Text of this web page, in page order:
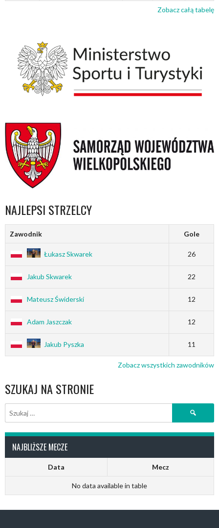
Zobacz całą tabelę
NAJLEPSI STRZELCY
Zawodnik Gole
Łukasz Skwarek 26
Jakub Skwarek 22
Mateusz Świderski 12
Adam Jaszczak 12
Jakub Pyszka 11
Zobacz wszystkich zawodników
SZUKAJ NA STRONIE
Szukaj:
NAJBLIŻSZE MECZE
Data Mecz
No data available in table